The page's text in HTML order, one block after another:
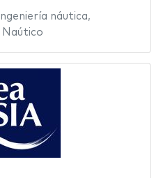
Ingeniería náutica,
Naútico